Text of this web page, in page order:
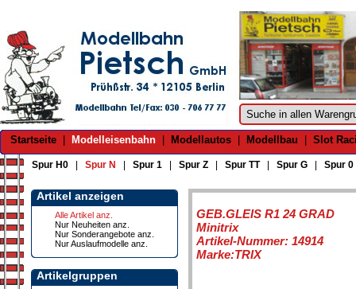
Startseite Modelleisenbahn Modellautos Modellbau Slot
Spur H0 Spur N Spur 1 Spur Z Spur TT| Spur G Spur 0
Artikel anzeigen
Alle Artikel anz.
Nur Neuheiten anz.
Nur Sonderangebote anz.
Nur Auslaufmodelle anz.
Artikelgruppen
GEB.GLEIS R1 24 GRAD
Minitrix
Artikel-Nummer: 14914
Marke:TRIX